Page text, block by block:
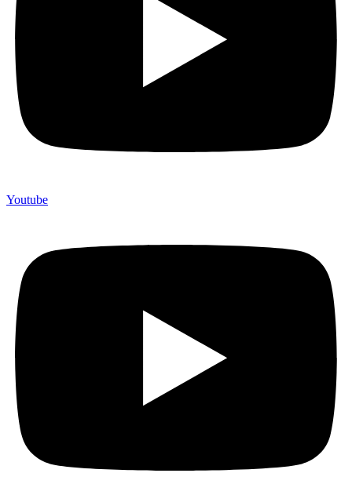
Youtube